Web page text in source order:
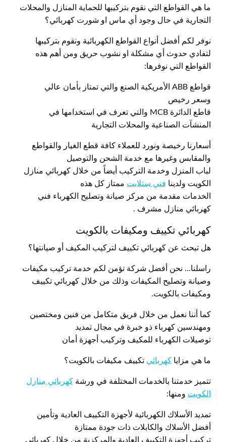
ما هي القواطع التي نقوم بتركيبها للحماية المنازل والمحلات
التجارية في حال وجود أي ماس او شورت كهربائي؟
نوفر لكم أفضل أنواع القواطع الكهربائية ونقوم بتركيبها
لتفادي حدوث أي مشكلة او نشوب حريق ومن أهم هذه
القواطع التي نوفرها:
قواطع ABB الأمريكية الصنع والتي تمتاز بأمان عالي
وسعر رخيص
قاطع الدائرة MCB والتي تعرف في استخدامها في
المنشآت الصناعية والمحلات التجارية
أسعارنا رخيصة ونورد للعملاء كافة قطع الغيار والقواطع
والمقابس وغيرها مع خدمة الشحن والتوصيل
لباب المنزل وخدمة التركيب أيضاً من خلال كهربائي منازل
الكويت ولدينا فني ستلايت ممتاز كل هذه
الخدمات مقدمة من مركز صيانة وتصليح الكهرباء فني
كهربائي منازل مشرف .
كهربائي تكييف ومكيفات بالكويت
هل تبحث عن كهربائي تكييف لتركيب المكيف أو صيانتها؟
راسلنا… نحن أفضل شركة تؤمن لكم خدمة تركيب مكيفات
وصيانة وتصليح المكيفات وذلك من خلال كهربائي تكييف
ومكيفات بالكويت.
كما أننا نعمل من خلال فريق متكامل من فنين ومختصين
ومهندسين كهرباء ذو خبرة في مجال تمديد
توصيلات الكهرباء للمكيف وتركيب أجهزة أمان
ما هي مزايا كهربائي تكييف مكيفات بالكويت؟
تتميز خدمتنا بالخدمات المختلفة في ورشة كهربائي منازل
الكويت ومنها:
تمديد الأسلاك الكهربائية لأجهزة التكييف العادية وتأمين
أفضل الأسلاك والكابلات ذات جودة ممتازة
تركيب أجهزة التكييف العادية والمركزية من خلال كهربائي